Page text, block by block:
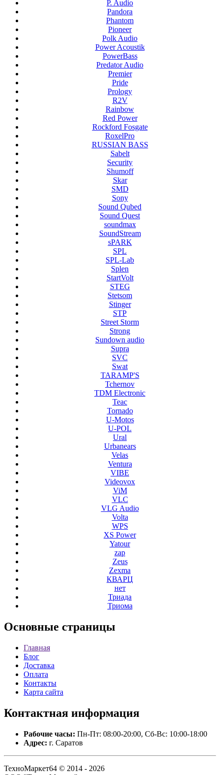
P. Audio
Pandora
Phantom
Pioneer
Polk Audio
Power Acoustik
PowerBass
Predator Audio
Premier
Pride
Prology
R2V
Rainbow
Red Power
Rockford Fosgate
RoxelPro
RUSSIAN BASS
Sabelt
Security
Shumoff
Skar
SMD
Sony
Sound Qubed
Sound Quest
soundmax
SoundStream
sPARK
SPL
SPL-Lab
Splen
StartVolt
STEG
Stetsom
Stinger
STP
Street Storm
Strong
Sundown audio
Supra
SVC
Swat
TARAMP'S
Tchernov
TDM Electronic
Teac
Tornado
U-Motos
U-POL
Ural
Urbanears
Velas
Ventura
VIBE
Videovox
ViM
VLC
VLG Audio
Volta
WPS
XS Power
Yatour
zap
Zeus
Zexma
КВАРЦ
нет
Триада
Триома
Основные страницы
Главная
Блог
Доставка
Оплата
Контакты
Карта сайта
Контактная информация
Рабочие часы: Пн-Пт: 08:00-20:00, Сб-Вс: 10:00-18:00
Адрес: г. Саратов
ТехноМаркет64 © 2014 - 2026